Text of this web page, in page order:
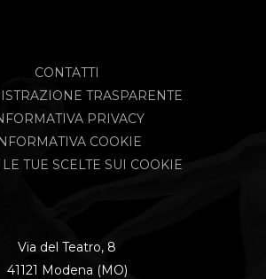
CONTATTI
TRASPARENTE
PRIVACY
COOKIE
TUE SCELTE SUI COOKIE
Via del Teatro, 8
41121 Modena (MO)